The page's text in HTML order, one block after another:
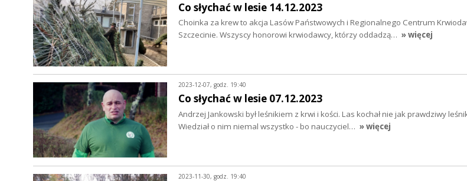
Co słychać w lesie 14.12.2023
Choinka za krew to akcja Lasów Państwowych i Regionalnego Centrum
Szczecinie. Wszyscy honorowi krwiodawcy, którzy oddadzą… » więcej
2023-12-07, godz. 19:40
Co słychać w lesie 07.12.2023
Andrzej Jankowski był leśnikiem z krwi i kości. Las kochał nie jak prawdziwy
Wiedział o nim niemal wszystko - bo nauczyciel… » więcej
2023-11-30, godz. 19:40